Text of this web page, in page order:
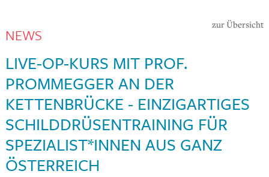
zur Übersicht
NEWS
LIVE-OP-KURS MIT PROF.
PROMMEGGER AN DER
KETTENBRÜCKE - EINZIGARTIGES
SCHILDDRÜSENTRAINING FÜR
SPEZIALIST*INNEN AUS GANZ
ÖSTERREICH